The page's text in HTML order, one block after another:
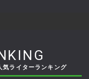
気ライターランキング